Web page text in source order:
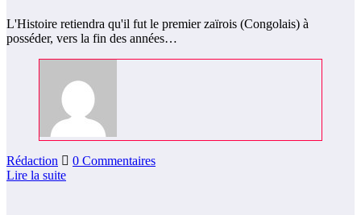
L'Histoire retiendra qu'il fut le premier zaïrois (Congolais) à
posséder, vers la fin des années…
Rédaction
0 Commentaires
Lire la suite